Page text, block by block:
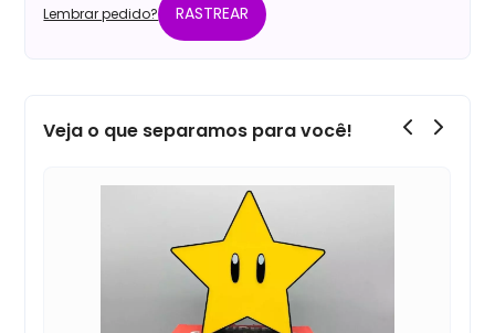
Lembrar pedido? RASTREAR
Veja o que separamos para você!